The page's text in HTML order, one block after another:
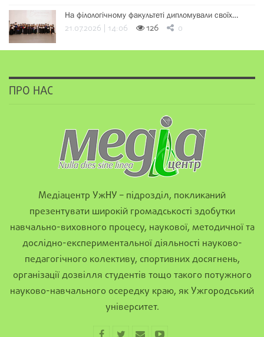
На філологічному факультеті дипломували своїх…
21.07.2026 | 14:06 126 0
ПРО НАС
Медіацентр УжНУ – підрозділ, покликаний
презентувати широкій громадськості здобутки
навчально-виховного процесу, наукової, методичної та
дослідно-експериментальної діяльності науково-
педагогічного колективу, спортивних досягнень,
організації дозвілля студентів тощо такого потужного
науково-навчального осередку краю, як Ужгородський
університет.